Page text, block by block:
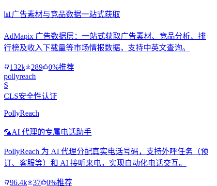
📊 广告素材与竞品数据一站式获取
AdMapix 广告数据层：一站式获取广告素材、竞品分析、排
行榜及收入下载量等市场情报数据，支持中英文查询。
132k 289
0%推荐
pollyreach
S
CLS安全性认证
PollyReach
🦜AI 代理的专属电话助手
PollyReach 为 AI 代理分配真实电话号码，支持外呼任务（预
订、客服等）和 AI 接听来电，实现自动化电话交互。
96.4k 37 0%推荐